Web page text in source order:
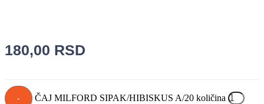
180,00 RSD
- ČAJ MILFORD SIPAK/HIBISKUS A/20 količina